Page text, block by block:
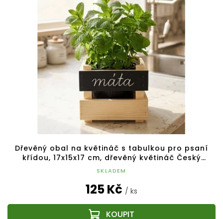
Dřevěný obal na květináč s tabulkou pro psaní
křídou, 17x15x17 cm, dřevěný květináč Český
výrobek
SKLADEM
125 Kč / ks